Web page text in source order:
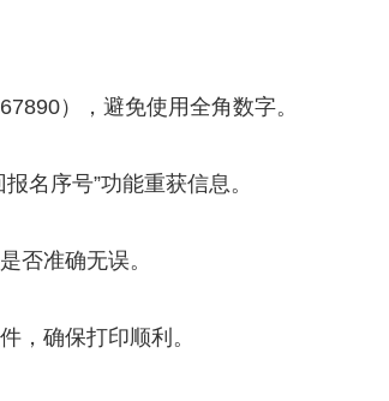
），避免使用全角数字。
名序号”功能重获信息。
否准确无误。
，确保打印顺利。